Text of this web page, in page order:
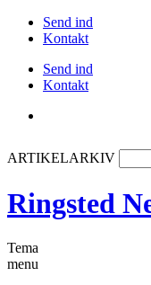
Send ind
Kontakt
Send ind
Kontakt
ARTIKELARKIV
Ringsted
Tema
menu